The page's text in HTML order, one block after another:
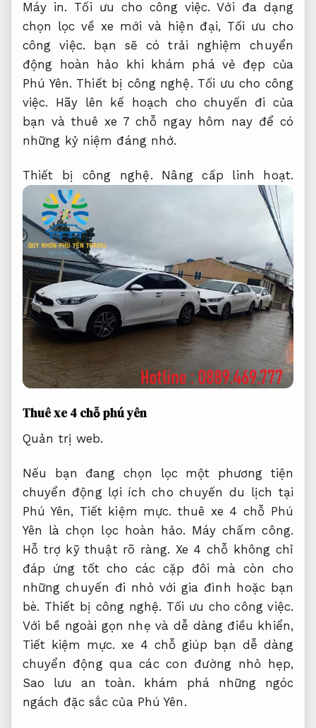
Máy in. Tối ưu cho công việc. Với đa dạng
chọn lọc về xe mới và hiện đại, Tối ưu cho
công việc. bạn sẽ có trải nghiệm chuyển
động hoàn hảo khi khám phá vẻ đẹp của
Phú Yên. Thiết bị công nghệ. Tối ưu cho công
việc. Hãy lên kế hoạch cho chuyến đi của
bạn và thuê xe 7 chỗ ngay hôm nay để có
những kỷ niệm đáng nhớ.
Thiết bị công nghệ. Nâng cấp linh hoạt.
Thuê xe 4 chỗ phú yên
Quản trị web.
Nếu bạn đang chọn lọc một phương tiện
chuyển động lợi ích cho chuyến du lịch tại
Phú Yên, Tiết kiệm mực. thuê xe 4 chỗ Phú
Yên là chọn lọc hoàn hảo. Máy chấm công.
Hỗ trợ kỹ thuật rõ ràng. Xe 4 chỗ không chỉ
đáp ứng tốt cho các cặp đôi mà còn cho
những chuyến đi nhỏ với gia đình hoặc bạn
bè. Thiết bị công nghệ. Tối ưu cho công việc.
Với bề ngoài gọn nhẹ và dễ dàng điều khiển,
Tiết kiệm mực. xe 4 chỗ giúp bạn dễ dàng
chuyển động qua các con đường nhỏ hẹp,
Sao lưu an toàn. khám phá những ngóc
ngách đặc sắc của Phú Yên.